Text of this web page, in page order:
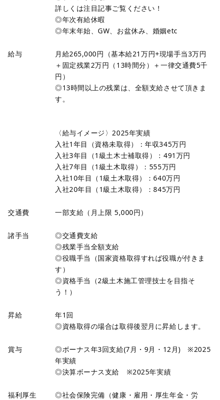
詳しくは注目記事ご覧ください！
◎年次有給休暇
◎年末年始、GW、お盆休み、婚姻etc
給与
月給265,000円（基本給21万円+現場手当3万円
＋固定残業2万円（13時間分）＋一律交通費5千
円）
◎13時間以上の残業は、全額支給させて頂きま
す。
〈給与イメージ〉2025年実績
入社1年目（資格未取得）：年収345万円
入社3年目（1級土木士補取得）：491万円
入社7年目（1級土木取得）：555万円
入社10年目（1級土木取得）：640万円
入社20年目（1級土木取得）：845万円
交通費 一部支給（月上限 5,000円）
諸手当
◎交通費支給
◎残業手当全額支給
◎役職手当（国家資格取得すれば役職が付きま
す）
◎資格手当（2級土木施工管理技士を目指そ
う！）
昇給
年1回
◎資格取得の場合は取得後翌月に昇給します。
賞与
◎ボーナス年3回支給(7月・9月・12月) ※2025
年実績
◎決算ボーナス支給 ※2025年実績
福利厚生
◎社会保険完備（健康・雇用・厚生年金・労